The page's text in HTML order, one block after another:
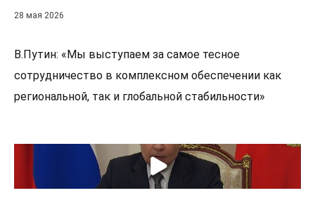
28 мая 2026
В.Путин: «Мы выступаем за самое тесное
сотрудничество в комплексном обеспечении как
региональной, так и глобальной стабильности»